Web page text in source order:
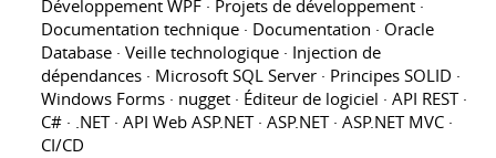
Développement WPF · Projets de développement ·
Documentation technique · Documentation · Oracle
Database · Veille technologique · Injection de
dépendances · Microsoft SQL Server · Principes SOLID ·
Windows Forms · nugget · Éditeur de logiciel · API REST ·
C# · .NET · API Web ASP.NET · ASP.NET · ASP.NET MVC ·
CI/CD